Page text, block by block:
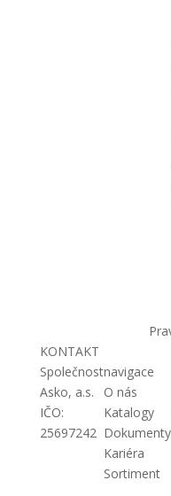
Společnost
Asko, a.s.
IČO:
25697242
O nás
Katalogy
Dokumenty
Kariéra
Sortiment